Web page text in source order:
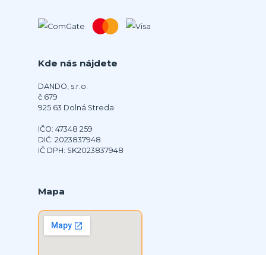
Kde nás nájdete
DANDO, s.r.o.
č.679
925 63 Dolná Streda
IČO: 47348 259
DIČ: 2023837948
IČ DPH: SK2023837948
Mapa